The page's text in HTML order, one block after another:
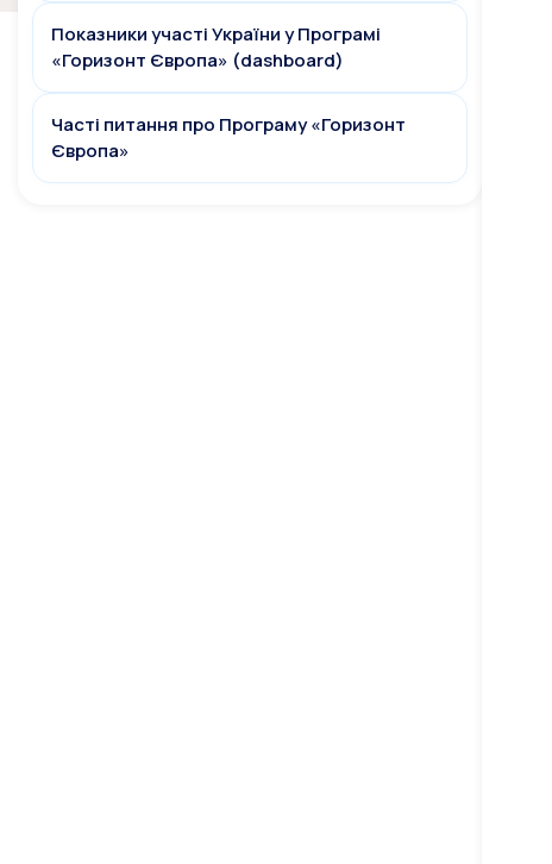
Показники участі України у Програмі
«Горизонт Європа» (dashboard)
Часті питання про Програму «Горизонт
Європа»